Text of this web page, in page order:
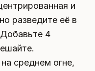
и
разведите её в
4
среднем огне,